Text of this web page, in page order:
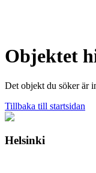
Objektet
Det objekt du söker är
Tillbaka till startsidan
Helsinki